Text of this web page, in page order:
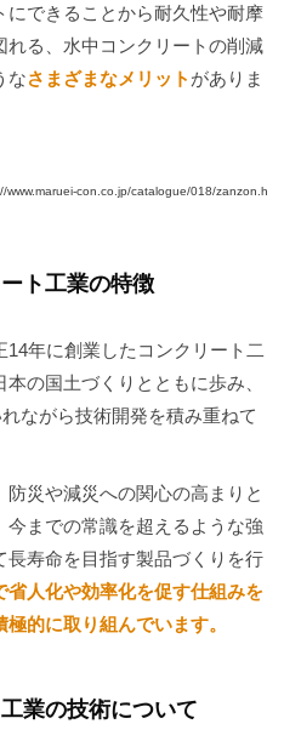
できることから耐久性や耐摩
る、水中コンクリートの削減
なさまざまなメリット がありま
www.maruei-con.co.jp/catalogue/018/zanzon.h
ト工業の特徴
年に創業したコンクリート二
の国土づくりとともに歩み、
ながら技術開発を積み重ねて
災や減災への関心の高まりと
までの常識を超えるような強
長寿命を目指す製品づくりを行
省人化や効率化を促す仕組みを
的に取り組んでいます。
業の技術について